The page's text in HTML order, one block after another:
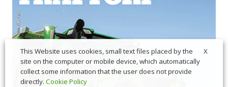
X
This Website uses cookies, small text files placed by the
site on the computer or mobile device, which automatically
collect some information that the user does not provide
directly. Cookie Policy